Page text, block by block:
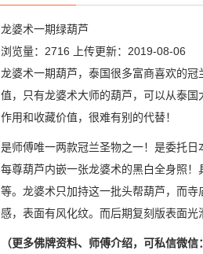
龙婆术一期绿葫芦
浏览量：2716
上传更新：2019-08-06
龙婆术一期葫芦，泰国很多富商喜欢的
值，只有龙婆术大师的葫芦，可以从泰
作用和收藏价值，很难有别的代替！
是师傅唯一两款冠兰圣物之一！是委托日
每尊葫芦内嵌一张龙婆术的黑白全身照
等。龙婆术只加持这一批头帮葫芦，而
感，表面有风化纹。而后期复刻版表面光
（更多佛牌资料、师傅介绍，可私信微信：